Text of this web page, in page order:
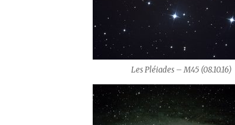
Les Pléiades – M45 (08.10.16)